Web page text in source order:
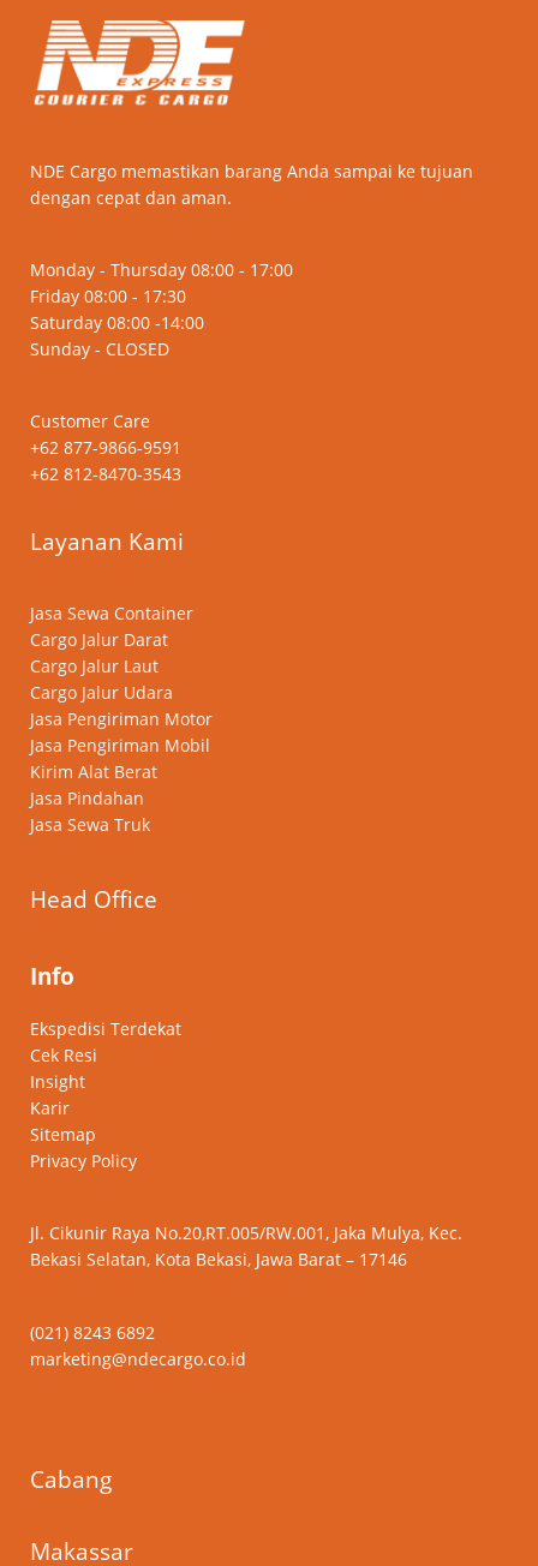
NDE Cargo memastikan barang Anda sampai ke tujuan
dengan cepat dan aman.
Monday - Thursday 08:00 - 17:00
Friday 08:00 - 17:30
Saturday 08:00 -14:00
Sunday - CLOSED
Customer Care
+62 877-9866-9591
+62 812-8470-3543
Layanan Kami
Jasa Sewa Container
Cargo Jalur Darat
Cargo Jalur Laut
Cargo Jalur Udara
Jasa Pengiriman Motor
Jasa Pengiriman Mobil
Kirim Alat Berat
Jasa Pindahan
Jasa Sewa Truk
Head Office
Info
Ekspedisi Terdekat
Cek Resi
Insight
Karir
Sitemap
Privacy Policy
Jl. Cikunir Raya No.20,RT.005/RW.001, Jaka Mulya, Kec.
Bekasi Selatan, Kota Bekasi, Jawa Barat – 17146
(021) 8243 6892
marketing@ndecargo.co.id
Cabang
Makassar